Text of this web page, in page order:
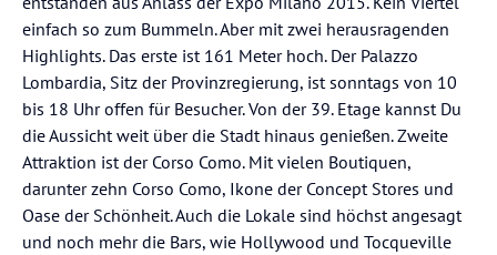
einfach so zum Bummeln. Aber mit zwei herausragenden
Highlights. Das erste ist 161 Meter hoch. Der Palazzo
Lombardia, Sitz der Provinzregierung, ist sonntags von 10
bis 18 Uhr offen für Besucher. Von der 39. Etage kannst Du
die Aussicht weit über die Stadt hinaus genießen. Zweite
Attraktion ist der Corso Como. Mit vielen Boutiquen,
darunter zehn Corso Como, Ikone der Concept Stores und
Oase der Schönheit. Auch die Lokale sind höchst angesagt
und noch mehr die Bars, wie Hollywood und Tocqueville